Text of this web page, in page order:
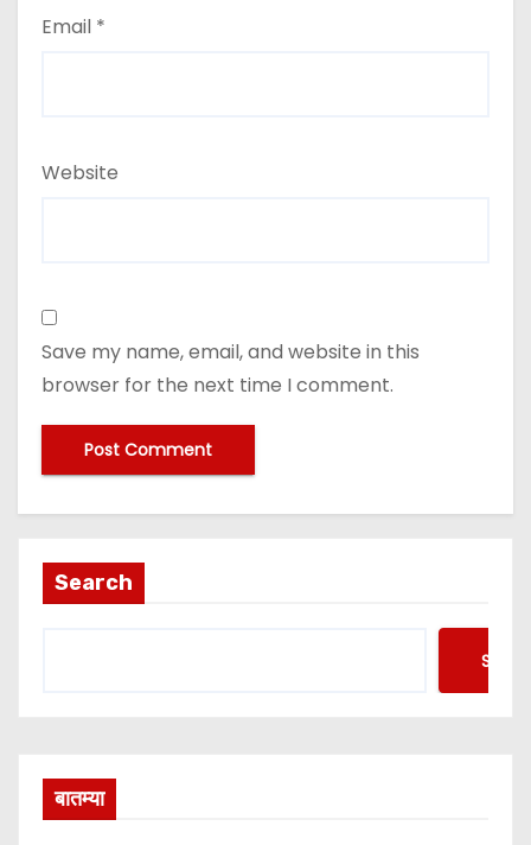
Email *
Website
Save my name, email, and website in this
browser for the next time I comment.
Search
बातम्या